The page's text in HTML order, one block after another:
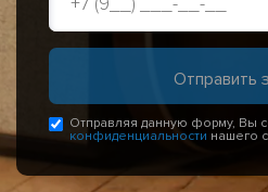
Отправляя данную форму, Вы
конфиденциальности нашего